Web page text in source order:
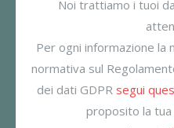
Noi trattiamo i tuoi
Per ogni informazione la
normativa sul
dei dati GDPR segui
proposito la